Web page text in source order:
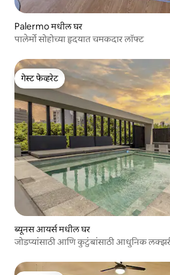
Palermo मधील घर
पालेर्मो सोहोच्या हृदयात चमकदार लॉफ्ट
गेस्ट फेव्हरेट
गेस्ट फेव्हरेट
ब्यूनस आयर्स मधील घर
जोडप्यांसाठी आणि कुटुंबांसाठी आधुनिक